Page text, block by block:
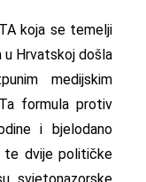
koja se temelji
u Hrvatskoj došla
medijskim
formula protiv
i bjelodano
te dvije političke